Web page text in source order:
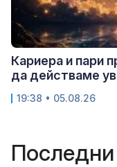
Кариера и пари
да действаме
19:38 • 05.08.26